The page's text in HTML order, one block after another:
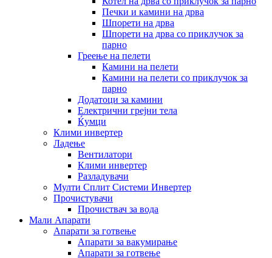
Печки и камини на дрва
Шпорети на дрва
Шпорети на дрва со приклучок за
парно
Греење на пелети
Камини на пелети
Камини на пелети со приклучок за
парно
Додатоци за камини
Електрични грејни тела
Ќумци
Клими инвертер
Ладење
Вентилатори
Клими инвертер
Разладувачи
Мулти Сплит Системи Инвертер
Прочистувачи
Прочиствач за вода
Мали Апарати
Апарати за готвење
Апарати за вакумирање
Апарати за готвење